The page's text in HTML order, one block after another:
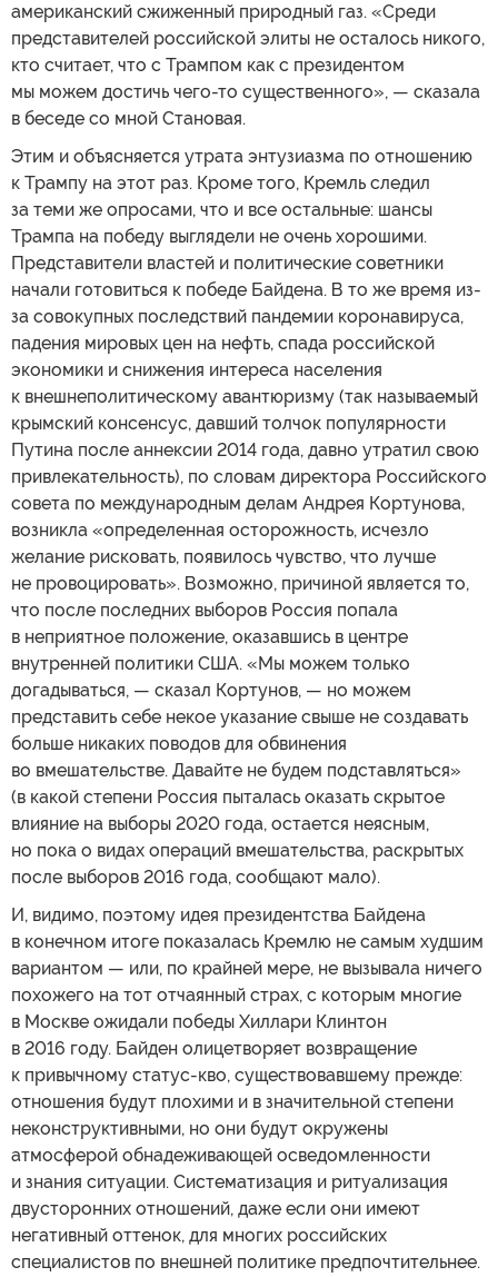
американский сжиженный природный газ. «Среди
представителей российской элиты не осталось никого,
кто считает, что с Трампом как с президентом
мы можем достичь чего-то существенного», — сказала
в беседе со мной Становая.
Этим и объясняется утрата энтузиазма по отношению
к Трампу на этот раз. Кроме того, Кремль следил
за теми же опросами, что и все остальные: шансы
Трампа на победу выглядели не очень хорошими.
Представители властей и политические советники
начали готовиться к победе Байдена. В то же время из-
за совокупных последствий пандемии коронавируса,
падения мировых цен на нефть, спада российской
экономики и снижения интереса населения
к внешнеполитическому авантюризму (так называемый
крымский консенсус, давший толчок популярности
Путина после аннексии 2014 года, давно утратил свою
привлекательность), по словам директора Российского
совета по международным делам Андрея Кортунова,
возникла «определенная осторожность, исчезло
желание рисковать, появилось чувство, что лучше
не провоцировать». Возможно, причиной является то,
что после последних выборов Россия попала
в неприятное положение, оказавшись в центре
внутренней политики США. «Мы можем только
догадываться, — сказал Кортунов, — но можем
представить себе некое указание свыше не создавать
больше никаких поводов для обвинения
во вмешательстве. Давайте не будем подставляться»
(в какой степени Россия пыталась оказать скрытое
влияние на выборы 2020 года, остается неясным,
но пока о видах операций вмешательства, раскрытых
после выборов 2016 года, сообщают мало).
И, видимо, поэтому идея президентства Байдена
в конечном итоге показалась Кремлю не самым худшим
вариантом — или, по крайней мере, не вызывала ничего
похожего на тот отчаянный страх, с которым многие
в Москве ожидали победы Хиллари Клинтон
в 2016 году. Байден олицетворяет возвращение
к привычному статус-кво, существовавшему прежде:
отношения будут плохими и в значительной степени
неконструктивными, но они будут окружены
атмосферой обнадеживающей осведомленности
и знания ситуации. Систематизация и ритуализация
двусторонних отношений, даже если они имеют
негативный оттенок, для многих российских
специалистов по внешней политике предпочтительнее.